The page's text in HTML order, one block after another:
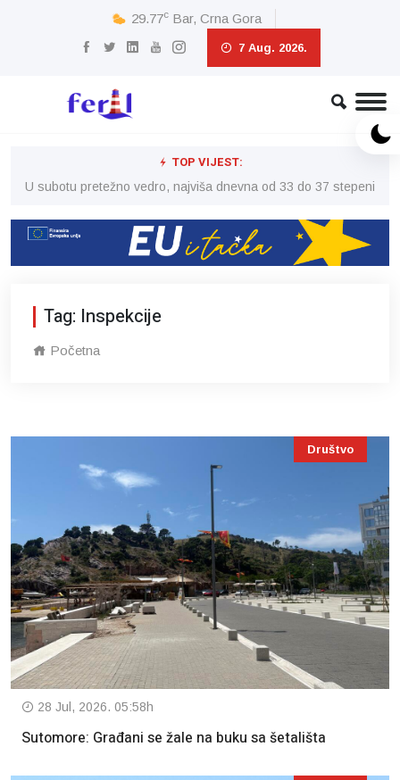
29.77c Bar, Crna Gora
7 Aug. 2026.
TOP VIJEST:
U subotu pretežno vedro, najviša dnevna od 33 do 37 stepeni
Tag: Inspekcije
Početna
Društvo
28 Jul, 2026. 05:58h
Sutomore: Građani se žale na buku sa šetališta